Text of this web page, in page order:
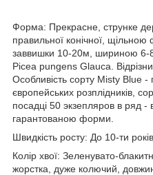
Форма: Прекрасне, струнке
правильної конічної,
заввишки 10-20м, шириною 6-
Picea pungens Glauca.
Особливість сорту Misty Blue
європейських розплідників,
посадці 50 экзепляров в ряд -
гарантованою форми.
Швидкість росту: До 10-ти
Колір хвої: Зеленувато-
жорстка, дуже колючий,